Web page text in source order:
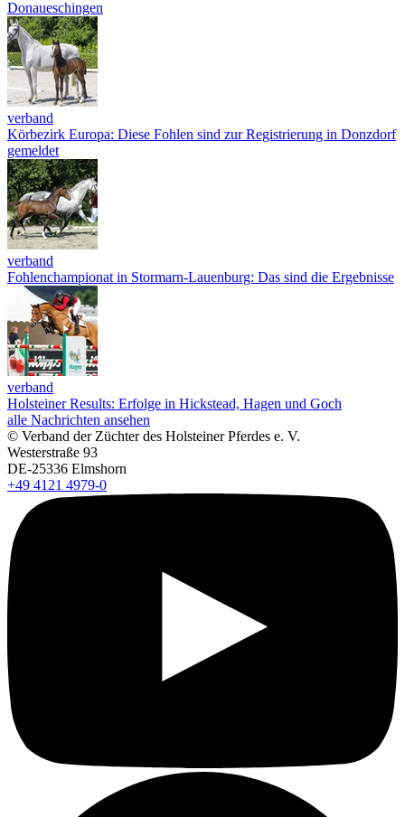
Donaueschingen
verband
Körbezirk Europa: Diese Fohlen sind zur Registrierung in Donzdorf
gemeldet
verband
Fohlenchampionat in Stormarn-Lauenburg: Das sind die Ergebnisse
verband
Holsteiner Results: Erfolge in Hickstead, Hagen und Goch
alle Nachrichten ansehen
© Verband der Züchter des Holsteiner Pferdes e. V.
Westerstraße 93
DE-25336 Elmshorn
+49 4121 4979-0